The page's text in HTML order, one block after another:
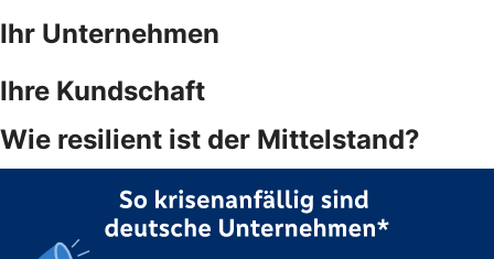
Ihr Unternehmen
Ihre Kundschaft
Wie resilient ist der Mittelstand?